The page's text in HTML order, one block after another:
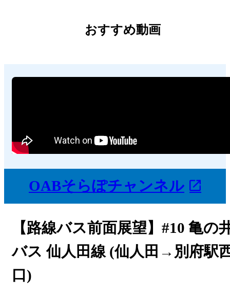
おすすめ動画
OABそらぽチャンネル
【路線バス前面展望】#10 亀の
バス 仙人田線 (仙人田→別府駅
口)